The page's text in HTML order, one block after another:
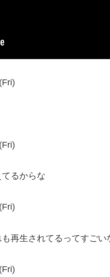
るからな
再生されてるってすごい